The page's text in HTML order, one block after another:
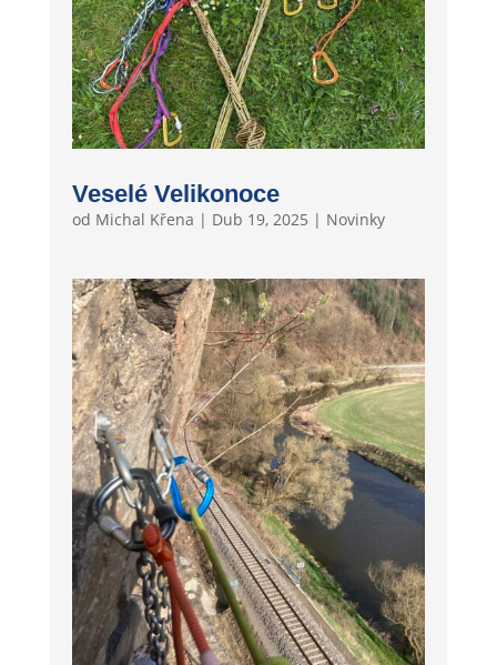
Veselé Velikonoce
od Michal Křena | Dub 19, 2025 | Novinky